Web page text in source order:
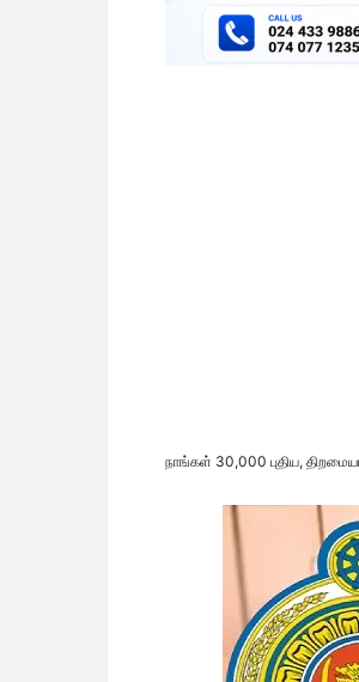
நாங்கள் 30,000 புதிய,